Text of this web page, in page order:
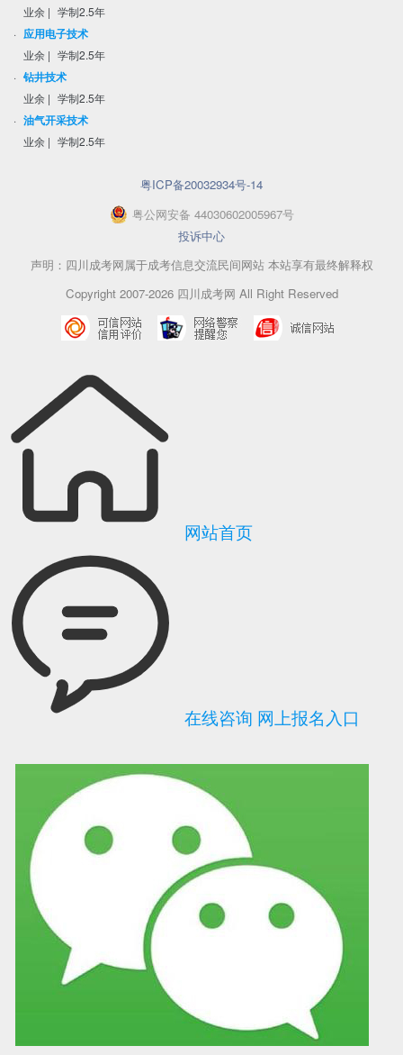
业余 | 学制2.5年
· 应用电子技术
业余 | 学制2.5年
· 钻井技术
业余 | 学制2.5年
· 油气开采技术
业余 | 学制2.5年
粤ICP备20032934号-14
粤公网安备 44030602005967号
投诉中心
声明：四川成考网属于成考信息交流民间网站 本站享有最终解释权
Copyright 2007-2026 四川成考网 All Right Reserved
可信网站信用评 网络警察提醒你 诚信网站
网站首页
在线咨询 网上报名入口